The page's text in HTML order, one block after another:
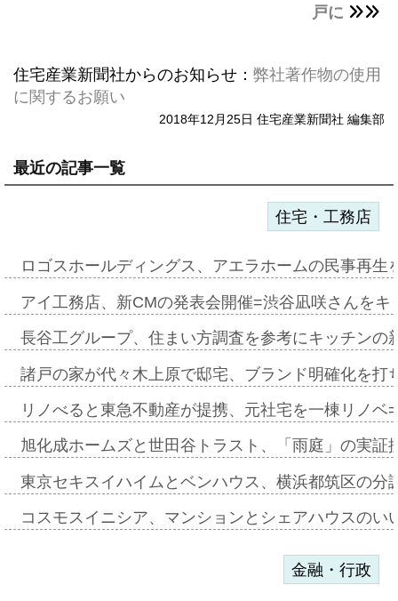
戸に
住宅産業新聞社からのお知らせ： 弊社著作物の使用
に関するお願い
2018年12月25日 住宅産業新聞社 編集部
最近の記事一覧
住宅・工務店
ロゴスホールディングス、アエラホームの民事再
アイ工務店、新CMの発表会開催=渋谷凪咲さんを
長谷工グループ、住まい方調査を参考にキッチン
諸戸の家が代々木上原で邸宅、ブランド明確化を
リノべると東急不動産が提携、元社宅を一棟リノ
旭化成ホームズと世田谷トラスト、「雨庭」の実
東京セキスイハイムとベンハウス、横浜都筑区の
コスモスイニシア、マンションとシェアハウスの
金融・行政